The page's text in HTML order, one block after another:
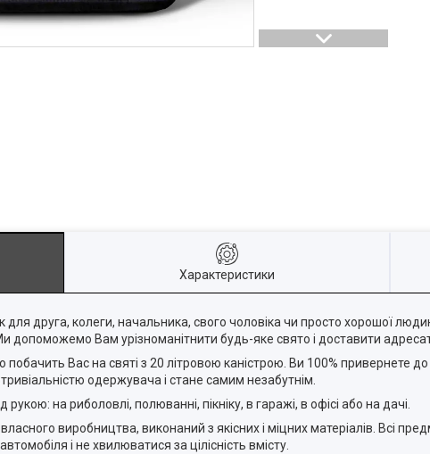
Характеристики
друга, колеги, начальника, свого чоловіка чи просто хорошої
допоможемо Вам урізноманітнити будь-яке свято і доставити
побачить Вас на святі з 20 літровою каністрою. Ви 100% привернете
одержувача і стане самим незабутнім.
на риболовлі, полюванні, пікніку, в гаражі, в офісі або на дачі.
виробництва, виконаний з якісних і міцних матеріалів. Всі
і не хвилюватися за цілісність вмісту.